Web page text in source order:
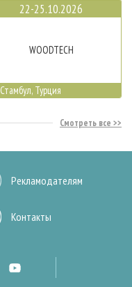
22-25.10.2026
WOODTECH
Стамбул, Турция
Смотреть все
Рекламодателям
Контакты